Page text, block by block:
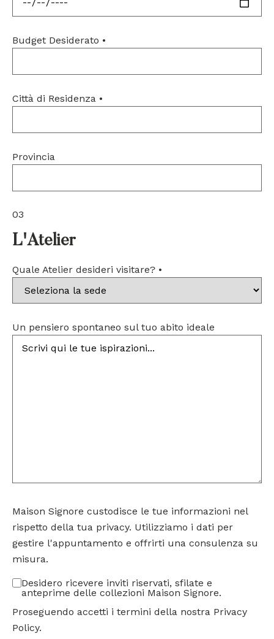
Budget Desiderato •
Città di Residenza •
Provincia
03
L'Atelier
Quale Atelier desideri visitare? •
Un pensiero spontaneo sul tuo abito ideale
Maison Signore custodisce le tue informazioni nel
rispetto della tua privacy. Utilizziamo i dati per
gestire l'appuntamento e offrirti una consulenza su
misura.
Desidero ricevere inviti riservati, sfilate e
anteprime delle collezioni Maison Signore.
Proseguendo accetti i termini della nostra Privacy
Policy.